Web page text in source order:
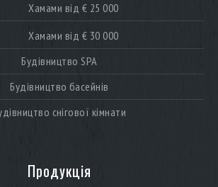
Хамами від € 25 000
Хамами від € 30 000
Будівництво SPA
Будівництво басейнів
снігової кімнати
Продукція